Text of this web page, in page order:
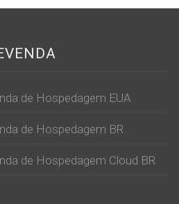
de Hospedagem EUA
de Hospedagem BR
de Hospedagem Cloud BR